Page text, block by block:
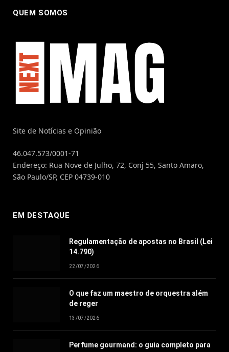
QUEM SOMOS
Site de Notícias e Opinião
46.047.573/0001-71
Endereço: Rua Nove de Julho, 72, Conj 55, Santo Amaro,
São Paulo/SP, CEP 04739-010
EM DESTAQUE
Regulamentação de apostas no Brasil (Lei
14.790)
22/07/2026
O que faz um maestro de orquestra além
de reger
13/07/2026
Perfume gourmand: o guia completo para